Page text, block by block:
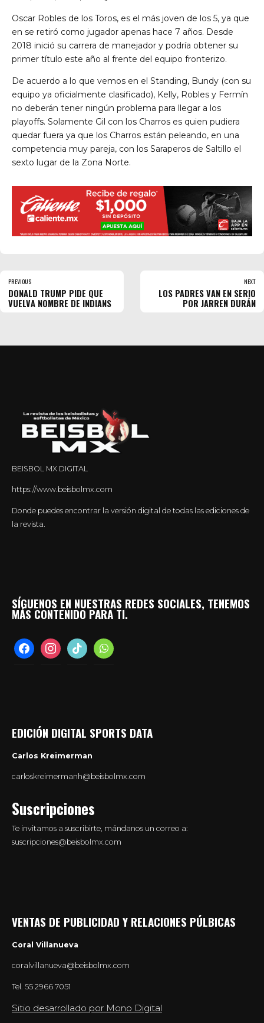
Oscar Robles de los Toros, es el más joven de los 5, ya que
en se retiró como jugador apenas hace 7 años. Desde
2018 inició su carrera de manejador y podría obtener su
primer título este año al frente del equipo fronterizo.
De acuerdo a lo que vemos en el Standing, Bundy (con su
equipo ya oficialmente clasificado), Kelly, Robles y Fermín
no deberán tener ningún problema para llegar a los
playoffs. Solamente Gil con los Charros es quien pudiera
quedar fuera ya que los Charros están peleando, en una
competencia muy pareja, con los Saraperos de Saltillo el
sexto lugar de la Zona Norte.
PREVIOUS
DONALD TRUMP PIDE QUE
VUELVA NOMBRE DE INDIANS
NEXT
LOS PADRES VAN EN SERIO
POR JARREN DURÁN
BEISBOL MX DIGITAL
https://www.beisbolmx.com
Donde puedes encontrar la versión digital de todas las ediciones de
la revista.
SÍGUENOS EN NUESTRAS REDES SOCIALES, TENEMOS
MÁS CONTENIDO PARA TI.
facebookinstagramtiktok whatsapp
EDICIÓN DIGITAL SPORTS DATA
Carlos Kreimerman
carloskreimermanh@beisbolmx.com
Suscripciones
Te invitamos a suscribirte, mándanos un correo a:
suscripciones@beisbolmx.com
VENTAS DE PUBLICIDAD Y RELACIONES PÚLBICAS
Coral Villanueva
coralvillanueva@beisbolmx.com
Tel. 55 2966 7051
Sitio desarrollado por Mono Digital